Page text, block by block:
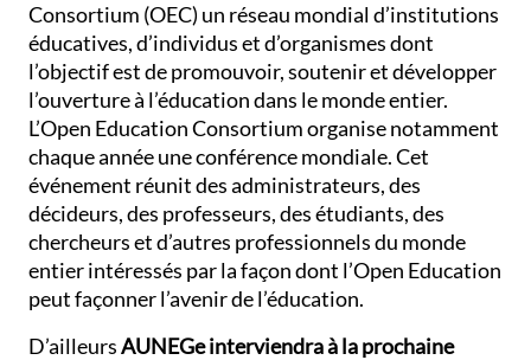
Consortium (OEC) un réseau mondial d’institutions
éducatives, d’individus et d’organismes dont
l’objectif est de promouvoir, soutenir et développer
l’ouverture à l’éducation dans le monde entier.
L’Open Education Consortium organise notamment
chaque année une conférence mondiale. Cet
événement réunit des administrateurs, des
décideurs, des professeurs, des étudiants, des
chercheurs et d’autres professionnels du monde
entier intéressés par la façon dont l’Open Education
peut façonner l’avenir de l’éducation.
D’ailleursAUNEGe interviendra à la prochaine